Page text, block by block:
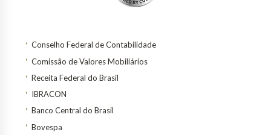
Conselho Federal de Contabilidade
Comissão de Valores Mobiliários
Receita Federal do Brasil
IBRACON
Banco Central do Brasil
Bovespa